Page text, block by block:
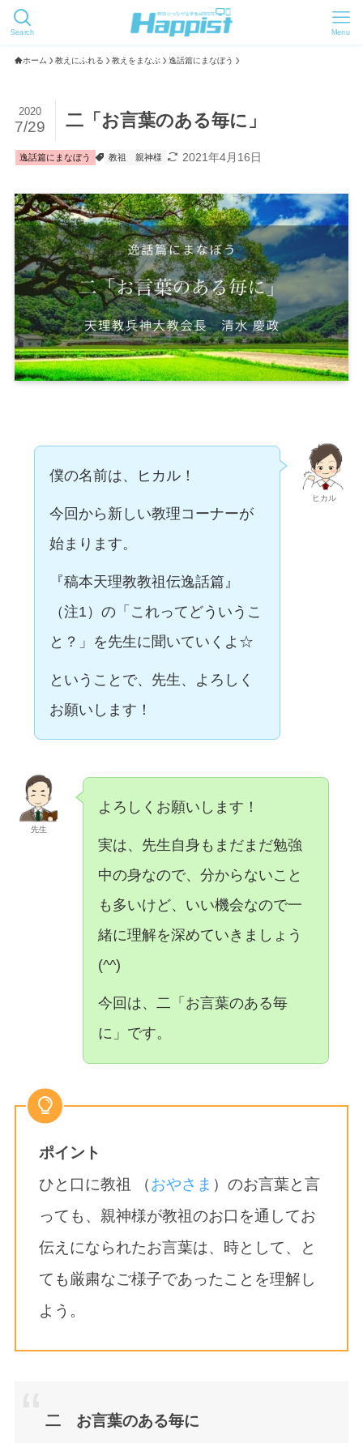
Search Menu
ホーム 教えにふれる 教えをまなぶ 逸話篇にまなぼう
二「お言葉のある毎に」
2020
7/29
逸話篇にまなぼう 教祖 親神様 2021年4月16日
ヒカル
僕の名前は、ヒカル！
今回から新しい教理コーナーが
始まります。
『稿本天理教教祖伝逸話篇』
（注1）の「これってどういうこ
と？」を先生に聞いていくよ☆
ということで、先生、よろしく
お願いします！
先生
よろしくお願いします！
実は、先生自身もまだまだ勉強
中の身なので、分からないこと
も多いけど、いい機会なので一
緒に理解を深めていきましょう
(^^)
今回は、二「お言葉のある毎
に」です。
ポイント
ひと口に教祖 （おやさま ）のお言葉と言
っても、親神様が教祖のお口を通してお
伝えになられたお言葉は、時として、と
ても厳粛なご様子であったことを理解し
よう。
二 お言葉のある毎に